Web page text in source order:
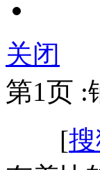
关闭
第1页 :
[